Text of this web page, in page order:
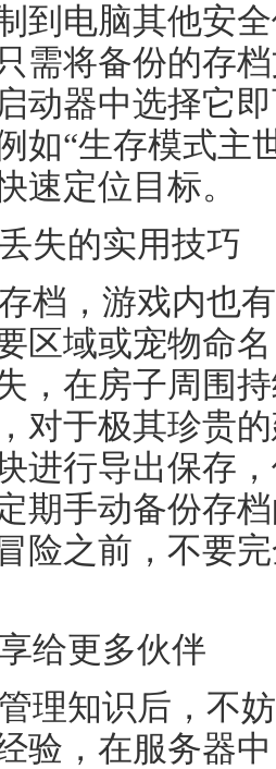
到电脑其他安
需将备份的存
动器中选择它
如“生存模式主
速定位目标。
失的实用技巧
档，游戏内也
区域或宠物命
，在房子周围
对于极其珍贵
进行导出保存
期手动备份存
险之前，不要
给更多伙伴
理知识后，不
验，在服务器